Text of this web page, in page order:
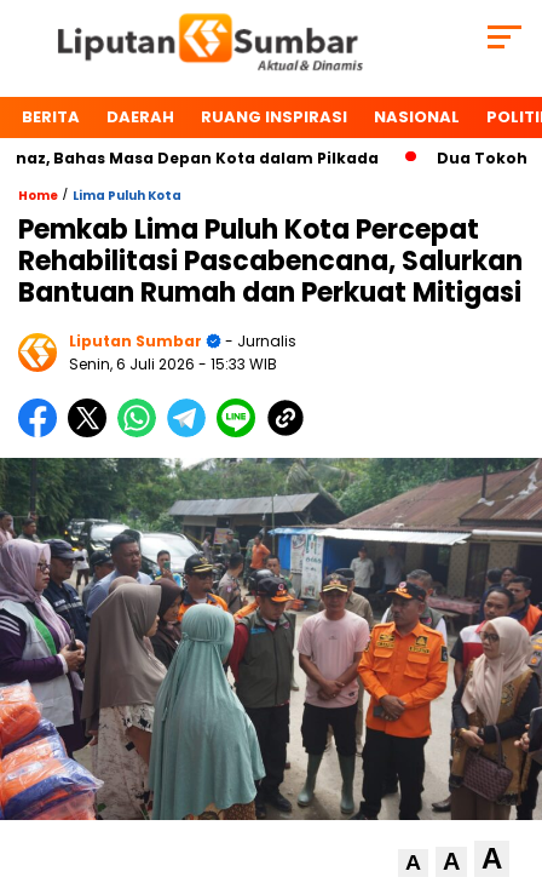
BERITA DAERAH RUANG INSPIRASI NASIONAL
Masa Depan Kota dalam Pilkada Dua Tokoh
Home / Lima Puluh Kota
Pemkab Lima Puluh Kota Percepat
Rehabilitasi Pascabencana, Salurkan
Bantuan Rumah dan Perkuat Mitigasi
Liputan Sumbar
- Jurnalis
Senin, 6 Juli 2026 - 15:33 WIB
A A A